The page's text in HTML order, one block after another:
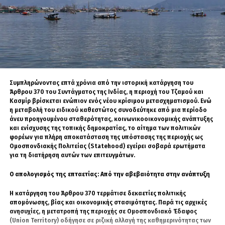
και οι εισαγγελικές αρχές των ομόσπονδων κρατιδίων αξιοποιούν νέο
αποδεικτικό υλικό που συλλέγεται από τις πρώην εμπόλεμες ζώνες, σε
συνεργασία με διεθνείς οργανισμούς και υπηρεσίες ασφαλείας,
γεγονός που έχει οδηγήσει στην επανεξέταση παλαιότερων
υποθέσεων και στην άσκηση νέων ποινικών διώξεων.
Η Βόρεια Ρηνανία-Βεστφαλία εξακολουθεί να αποτελεί μία από τις
περιοχές στις οποίες οι υπηρεσίες ασφαλείας διατηρούν αυξημένη
συγκεντρώσεις και στο παρελθόν έχει απασχολήσει επανειλημμένα τις
αντιτρομοκρατικές αρχές με υποθέσεις ισλαμιστικού εξτρεμισμού. Για
τον λόγο αυτό, οι επιχειρήσεις αυτού του χαρακτήρα
πραγματοποιούνται με στενό συντονισμό μεταξύ των κρατιδιακών και
των ομοσπονδιακών υπηρεσιών.
Οι δύο συλληφθέντες αναμένεται να παρουσιαστούν ενώπιον του
αρμόδιου ανακριτή, ο οποίος θα αποφασίσει για την προφυλάκισή
τους. Η Γενική Εισαγγελία του Ντίσελντορφ υπογραμμίζει ότι η έρευνα
πληροφορίες μόνο εφόσον δεν επηρεάζουν την ανακριτική
Συμπληρώνοντας επτά χρόνια από την ιστορική κατάργηση του
Άρθρου 370 του Συντάγματος της Ινδίας, η περιοχή του Τζαμού και
Κασμίρ βρίσκεται ενώπιον ενός νέου κρίσιμου μετασχηματισμού. Ενώ
η μεταβολή του ειδικού καθεστώτος συνοδεύτηκε από μια περίοδο
άνευ προηγουμένου σταθερότητας, κοινωνικοοικονομικής ανάπτυξης
και ενίσχυσης της τοπικής δημοκρατίας, το αίτημα των πολιτικών
φορέων για πλήρη αποκατάσταση της υπόστασης της περιοχής ως
Ομοσπονδιακής Πολιτείας (Statehood) εγείρει σοβαρά ερωτήματα
για τη διατήρηση αυτών των επιτευγμάτων.
Ο απολογισμός της επταετίας: Από την αβεβαιότητα στην ανάπτυξη
Η κατάργηση του Άρθρου 370 τερμάτισε δεκαετίες πολιτικής
απομόνωσης, βίας και οικονομικής στασιμότητας. Παρά τις αρχικές
ανησυχίες, η μετατροπή της περιοχής σε Ομοσπονδιακό Έδαφος
(Union Territory) οδήγησε σε ριζική αλλαγή της καθημερινότητας των